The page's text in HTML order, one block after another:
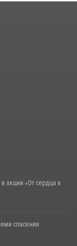
спасения
акции «От сердца к
спасения